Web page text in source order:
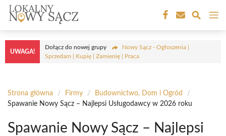
Przejdź
treści
UWAGA!
Dołącz do nowej grupy
Nowy Sącz - Ogłoszenia |
Sprzedam | Kupię | Zamienię | Praca
Strona główna / Firmy / Budownictwo, Dom i Ogród
/
Spawanie Nowy Sącz – Najlepsi Usługodawcy w 2026 roku
Spawanie Nowy Sącz – Najlepsi